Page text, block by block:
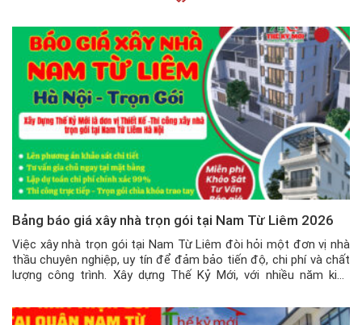
Bảng báo giá xây nhà trọn gói tại Nam Từ Liêm 2026
Việc xây nhà trọn gói tại Nam Từ Liêm đòi hỏi một đơn vị nhà
thầu chuyên nghiệp, uy tín để đảm bảo tiến độ, chi phí và chất
lượng công trình. Xây dựng Thế Kỷ Mới, với nhiều năm kinh